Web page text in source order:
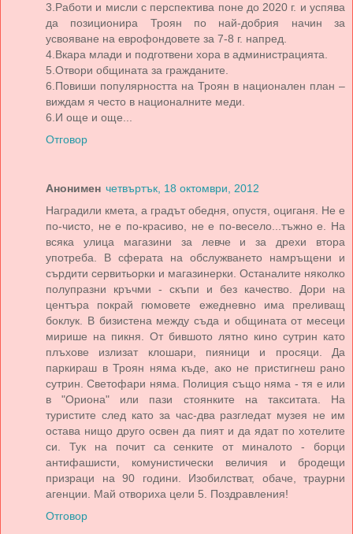
3.Работи и мисли с перспектива поне до 2020 г. и успява
да позиционира Троян по най-добрия начин за
усвояване на еврофондовете за 7-8 г. напред.
4.Вкара млади и подготвени хора в администрацията.
5.Отвори общината за гражданите.
6.Повиши популярността на Троян в национален план –
виждам я често в националните меди.
6.И още и още...
Отговор
Анонимен четвъртък, 18 октомври, 2012
Наградили кмета, а градът обедня, опустя, оциганя. Не е
по-чисто, не е по-красиво, не е по-весело...тъжно е. На
всяка улица магазини за левче и за дрехи втора
употреба. В сферата на обслужването намръщени и
сърдити сервитьорки и магазинерки. Останалите няколко
полупразни кръчми - скъпи и без качество. Дори на
центъра покрай гюмовете ежедневно има преливащ
боклук. В бизистена между съда и общината от месеци
мирише на пикня. От бившото лятно кино сутрин като
плъхове излизат клошари, пияници и просяци. Да
паркираш в Троян няма къде, ако не пристигнеш рано
сутрин. Светофари няма. Полиция също няма - тя е или
в "Ориона" или пази стоянките на такситата. На
туристите след като за час-два разгледат музея не им
остава нищо друго освен да пият и да ядат по хотелите
си. Тук на почит са сенките от миналото - борци
антифашисти, комунистически величия и бродещи
призраци на 90 години. Изобилстват, обаче, траурни
агенции. Май отвориха цели 5. Поздравления!
Отговор